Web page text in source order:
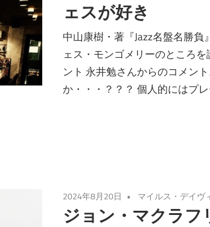
ェスが好き
中山康樹・著『Jazz名盤名勝負
ェス・モンゴメリーのところ
ント 永井勉さんからのコメン
か・・・？？？ 個人的にはプ
2024年8月20日 マイルス・デイヴ
ジョン・マクラフ